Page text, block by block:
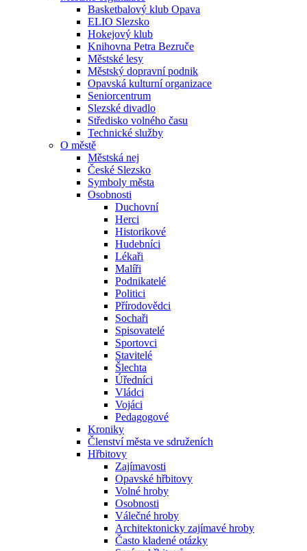
Basketbalový klub Opava
ELIO Slezsko
Hokejový klub
Knihovna Petra Bezruče
Městské lesy
Městský dopravní podnik
Opavská kulturní organizace
Seniorcentrum
Slezské divadlo
Středisko volného času
Technické služby
O městě
Městská nej
České Slezsko
Symboly města
Osobnosti
Duchovní
Herci
Historikové
Hudebníci
Lékaři
Malíři
Podnikatelé
Politici
Přírodovědci
Sochaři
Spisovatelé
Sportovci
Stavitelé
Šlechta
Úředníci
Vládci
Vojáci
Pedagogové
Kroniky
Členství města ve sdruženích
Hřbitovy
Zajímavosti
Opavské hřbitovy
Volné hroby
Osobnosti
Válečné hroby
Architektonicky zajímavé hroby
Často kladené otázky